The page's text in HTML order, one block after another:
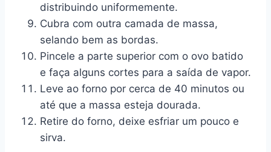
distribuindo uniformemente.
Cubra com outra camada de massa,
selando bem as bordas.
Pincele a parte superior com o ovo batido
e faça alguns cortes para a saída de vapor.
Leve ao forno por cerca de 40 minutos ou
até que a massa esteja dourada.
Retire do forno, deixe esfriar um pouco e
sirva.